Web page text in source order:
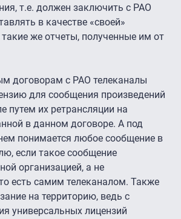
т.е. должен заключить с РАО
в качестве «своей»
такие же отчеты, полученные им от
договорам с РАО телеканалы
для сообщения произведений
путем их ретрансляции на
в данном договоре. А под
понимается любое сообщение в
если такое сообщение
организацией, а не
есть самим телеканалом. Также
на территорию, ведь с
универсальных лицензий